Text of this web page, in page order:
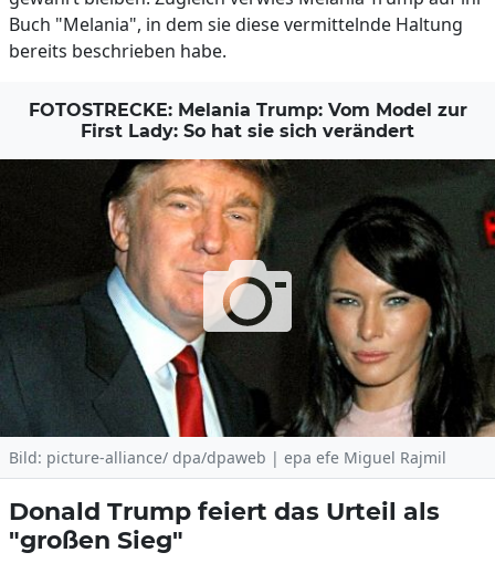
Buch "Melania", in dem sie diese vermittelnde Haltung
bereits beschrieben habe.
FOTOSTRECKE: Melania Trump: Vom Model zur
First Lady: So hat sie sich verändert
Bild: picture-alliance/ dpa/dpaweb | epa efe Miguel Rajmil
Donald Trump feiert das Urteil als
"großen Sieg"